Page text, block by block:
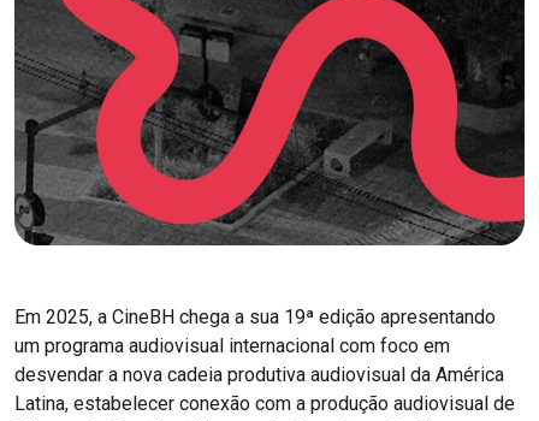
Em 2025, a CineBH chega a sua 19ª edição apresentando
um programa audiovisual internacional com foco em
desvendar a nova cadeia produtiva audiovisual da América
Latina, estabelecer conexão com a produção audiovisual de